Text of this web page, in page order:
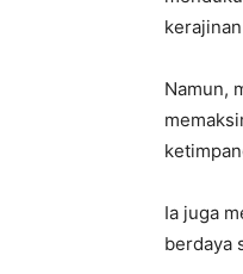
Namun,
Ia juga
berdaya